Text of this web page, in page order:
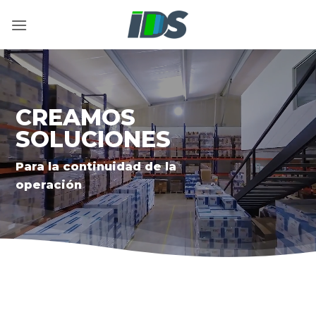
CREAMOS
SOLUCIONES
Para la continuidad de la
operación